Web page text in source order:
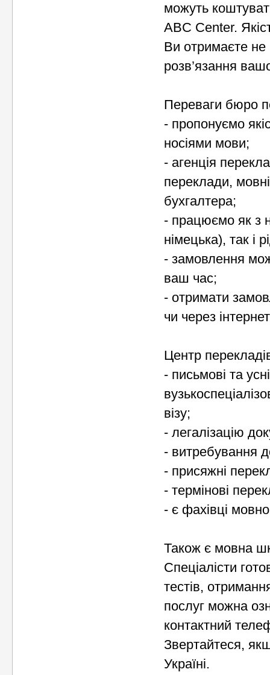
можуть
ABC Center.
Ви отримаєте не
розв’язання
Переваги бюро
- пропонуємо
носіями мови;
- агенція
переклади,
бухгалтера;
- працюємо як з
німецька), так і
- замовлення
ваш час;
- отримати
чи через
Центр
- письмові та
візу;
- легалізацію
- витребування
- присяжні
- термінові
- є фахівці
Також є мовна
Спеціалісти
тестів,
послуг можна
контактний
Звертайтеся,
Україні.